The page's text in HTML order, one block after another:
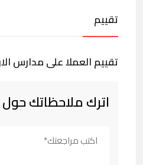
تقييم
تقييم العملا على مدارس
اترك ملاحظاتك